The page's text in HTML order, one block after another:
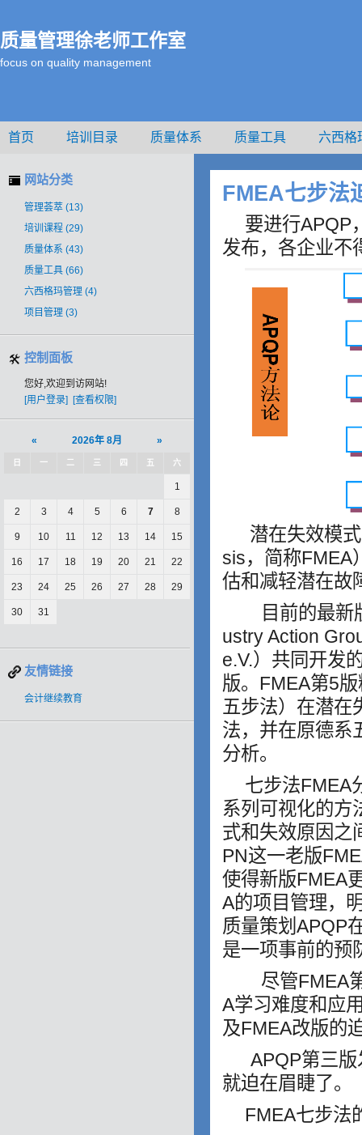
质量管理徐老师工作室
focus on quality management
首页 培训目录 质量体系 质量工具 六西格
<#CACHE_INCLUDE_FUNCTION100#>徐老师介绍
FMEA七步法
要进行APQP
发布，各企业不
潜在失效模
sis，简称FMEA
估和减轻潜在故
目前的最新版
ustry Action
e.V.）共同开发
版。FMEA第5
五步法）在潜在
法，并在原德系
分析。
七步法FMEA
系列可视化的方
式和失效原因之
PN这一老版
使得新版FMEA
A的项目管理，
质量策划APQP
是一项事前的预
尽管FMEA第
A学习难度和应
及FMEA改版的
APQP第三版
就迫在眉睫了。
FMEA七步法
网站分类
管理荟萃 (13)
培训课程 (29)
质量体系 (43)
质量工具 (66)
六西格玛管理 (4)
项目管理 (3)
控制面板
您好,欢迎到访网站!
[用户登录]
[查看权限]
« 2026年 8月 »
日 一 二 三 四 五 六
1
2 3 4 5 6 7 8
9 10 11 12 13 14 15
16 17 18 19 20 21 22
23 24 25 26 27 28 29
30 31
友情链接
会计继续教育